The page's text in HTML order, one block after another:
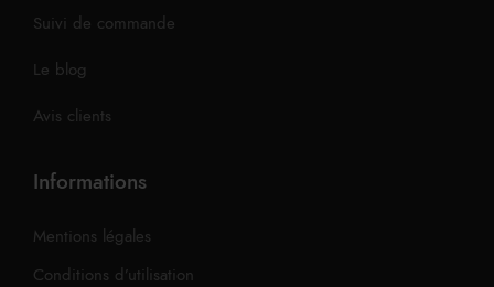
Suivi de commande
Le blog
Avis clients
Informations
Mentions légales
Conditions d’utilisation